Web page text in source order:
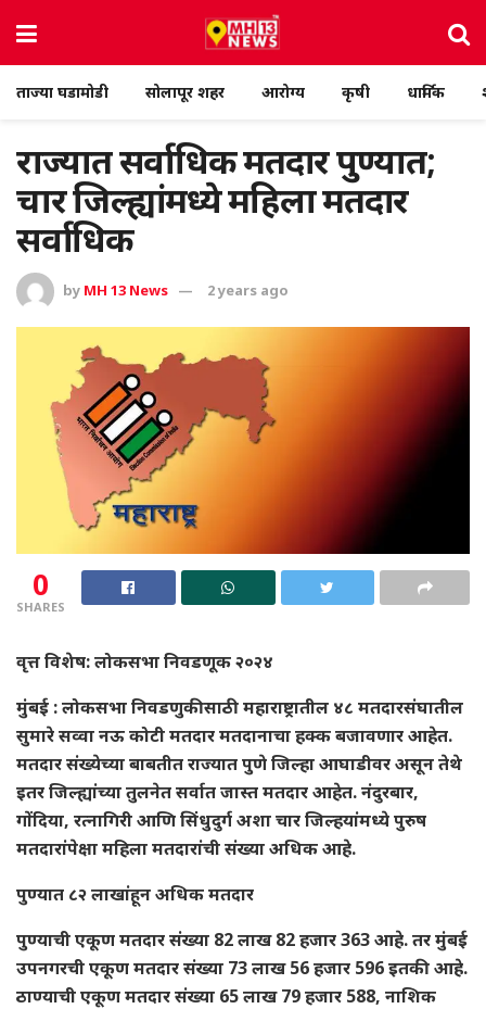
ताज्या घडामोडी सोलापूर शहर आरोग्य कृषी धार्मिक
राज्यात सर्वाधिक मतदार पुण्यात;
चार जिल्ह्यांमध्ये महिला मतदार
सर्वाधिक
by MH 13 News 2 years ago
0
SHARES
वृत्त विशेष: लोकसभा निवडणूक २०२४
मुंबई :लोकसभा निवडणुकीसाठी महाराष्ट्रातील ४८ मतदारसंघातील
सुमारे सव्वा नऊ कोटी मतदार मतदानाचा हक्क बजावणार आहेत.
मतदार संख्येच्या बाबतीत राज्यात पुणे जिल्हा आघाडीवर असून तेथे
इतर जिल्ह्यांच्या तुलनेत सर्वात जास्त मतदार आहेत. नंदुरबार,
गोंदिया, रत्नागिरी आणि सिंधुदुर्ग अशा चार जिल्हयांमध्ये पुरुष
मतदारांपेक्षा महिला मतदारांची संख्या अधिक आहे.
पुण्यात ८२ लाखांहून अधिक मतदार
पुण्याची एकूण मतदार संख्या 82 लाख 82 हजार 363 आहे. तर मुंबई
उपनगरची एकूण मतदार संख्या 73 लाख 56 हजार 596 इतकी आहे.
ठाण्याची एकूण मतदार संख्या 65 लाख 79 हजार 588, नाशिक